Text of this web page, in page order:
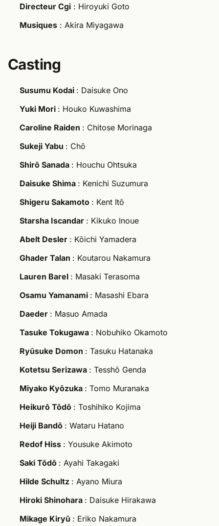
Directeur Cgi : Hiroyuki Goto
Musiques : Akira Miyagawa
Casting
Susumu Kodai : Daisuke Ono
Yuki Mori : Houko Kuwashima
Caroline Raiden : Chitose Morinaga
Sukeji Yabu : Chō
Shirō Sanada : Houchu Ohtsuka
Daisuke Shima : Kenichi Suzumura
Shigeru Sakamoto : Kent Itō
Starsha Iscandar : Kikuko Inoue
Abelt Desler : Kōichi Yamadera
Ghader Talan : Koutarou Nakamura
Lauren Barel : Masaki Terasoma
Osamu Yamanami : Masashi Ebara
Daeder : Masuo Amada
Tasuke Tokugawa : Nobuhiko Okamoto
Ryūsuke Domon : Tasuku Hatanaka
Kotetsu Serizawa : Tesshō Genda
Miyako Kyōzuka : Tomo Muranaka
Heikurō Tōdō : Toshihiko Kojima
Heiji Bandō : Wataru Hatano
Redof Hiss : Yousuke Akimoto
Saki Tōdō : Ayahi Takagaki
Hilde Schultz : Ayano Miura
Hiroki Shinohara : Daisuke Hirakawa
Mikage Kiryū : Eriko Nakamura